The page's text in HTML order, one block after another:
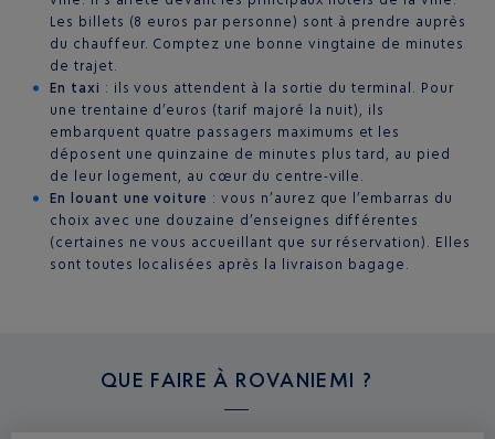
Les billets (8 euros par personne) sont à prendre auprès
du chauffeur. Comptez une bonne vingtaine de minutes
de trajet.
En taxi : ils vous attendent à la sortie du terminal. Pour
une trentaine d’euros (tarif majoré la nuit), ils
embarquent quatre passagers maximums et les
déposent une quinzaine de minutes plus tard, au pied
de leur logement, au cœur du centre-ville.
En louant une voiture : vous n’aurez que l’embarras du
choix avec une douzaine d’enseignes différentes
(certaines ne vous accueillant que sur réservation). Elles
sont toutes localisées après la livraison bagage.
QUE FAIRE À ROVANIEMI ?